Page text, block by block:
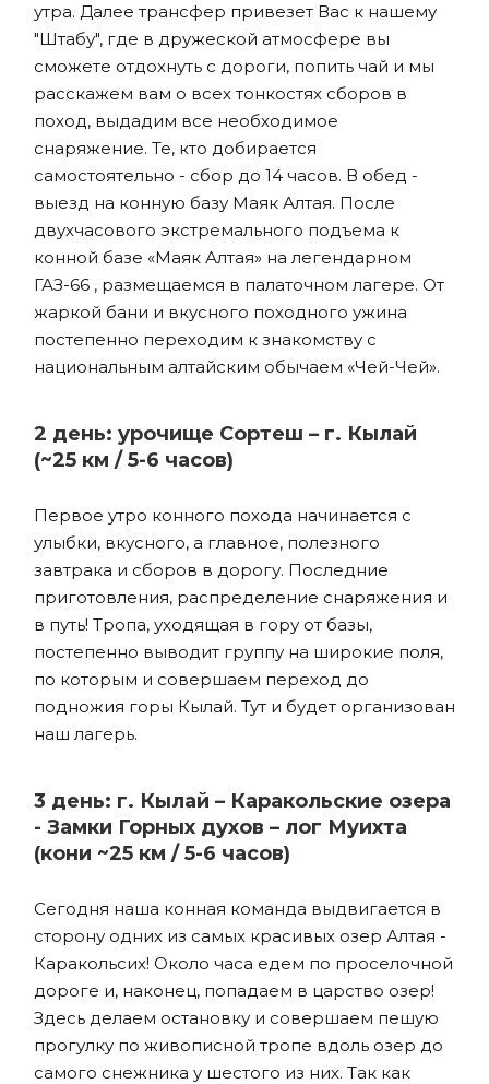
утра. Далее трансфер привезет Вас к нашему
"Штабу", где в дружеской атмосфере вы
сможете отдохнуть с дороги, попить чай и мы
расскажем вам о всех тонкостях сборов в
поход, выдадим все необходимое
снаряжение. Те, кто добирается
самостоятельно - сбор до 14 часов. В обед -
выезд на конную базу Маяк Алтая. После
двухчасового экстремального подъема к
конной базе «Маяк Алтая» на легендарном
ГАЗ-66 , размещаемся в палаточном лагере. От
жаркой бани и вкусного походного ужина
постепенно переходим к знакомству с
национальным алтайским обычаем «Чей-Чей».
2 день: урочище Сортеш – г. Кылай
(~25 км / 5-6 часов)
Первое утро конного похода начинается с
улыбки, вкусного, а главное, полезного
завтрака и сборов в дорогу. Последние
приготовления, распределение снаряжения и
в путь! Тропа, уходящая в гору от базы,
постепенно выводит группу на широкие поля,
по которым и совершаем переход до
подножия горы Кылай. Тут и будет организован
наш лагерь.
3 день: г. Кылай – Каракольские озера
- Замки Горных духов – лог Муихта
(кони ~25 км / 5-6 часов)
Сегодня наша конная команда выдвигается в
сторону одних из самых красивых озер Алтая -
Каракольсих! Около часа едем по проселочной
дороге и, наконец, попадаем в царство озер!
Здесь делаем остановку и совершаем пешую
прогулку по живописной тропе вдоль озер до
самого снежника у шестого из них. Так как